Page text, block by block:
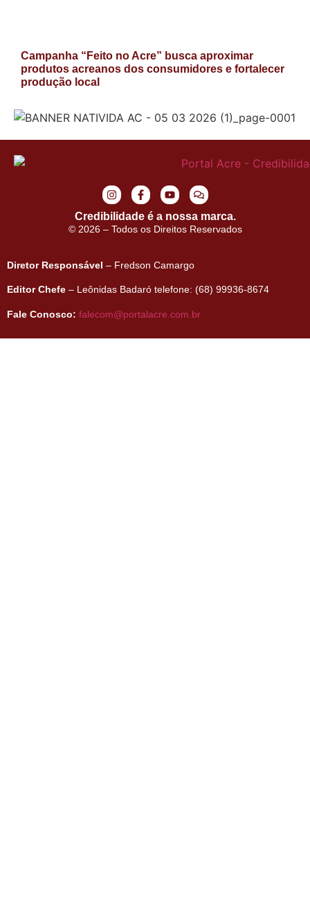
Campanha “Feito no Acre” busca aproximar
produtos acreanos dos consumidores e fortalecer
produção local
Credibilidade é a nossa marca.
© 2026 – Todos os Direitos Reservados
Diretor Responsável – Fredson Camargo
Editor Chefe – Leônidas Badaró telefone: (68) 99936-8674
Fale Conosco: falecom@portalacre.com.br